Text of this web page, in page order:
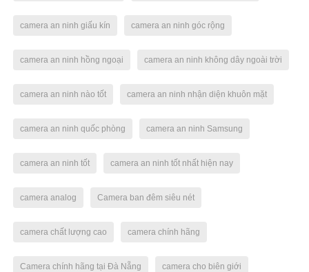
camera an ninh giấu kín camera an ninh góc rộng
camera an ninh hồng ngoại camera an ninh không dây ngoài trời
camera an ninh nào tốt camera an ninh nhận diện khuôn mặt
camera an ninh quốc phòng camera an ninh Samsung
camera an ninh tốt camera an ninh tốt nhất hiện nay
camera analog Camera ban đêm siêu nét
camera chất lượng cao camera chính hãng
Camera chính hãng tại Đà Nẵng camera cho biên giới